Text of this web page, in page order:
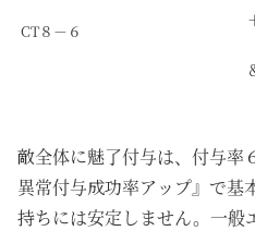
CT８－６
敵全体に魅了付与は、付与率
異常付与成功率アップ』で基
持ちには安定しません。一般